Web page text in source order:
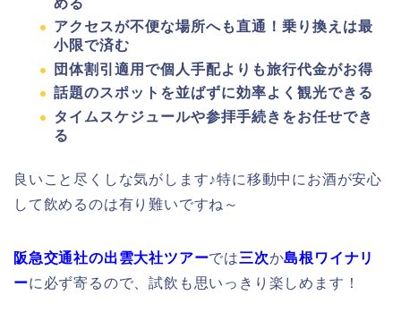
アクセスが不便な場所へも直通！乗り換えは最
小限で済む
団体割引適用で個人手配よりも旅行代金がお得
話題のスポットを並ばずに効率よく観光できる
タイムスケジュールや参拝手続きをお任せでき
る
良いこと尽くしな気がします♪特に移動中にお酒が安心
して飲めるのは有り難いですね～
阪急交通社の出雲大社ツアーでは三次か島根ワイナリ
ーに必ず寄るので、試飲も思いっきり楽しめます！